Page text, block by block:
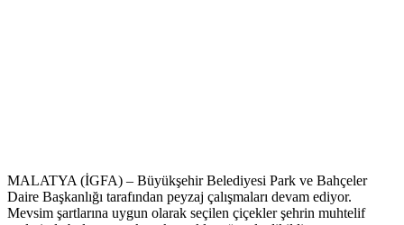
MALATYA (İGFA) – Büyükşehir Belediyesi Park ve Bahçeler
Daire Başkanlığı tarafından peyzaj çalışmaları devam ediyor.
Mevsim şartlarına uygun olarak seçilen çiçekler şehrin muhtelif